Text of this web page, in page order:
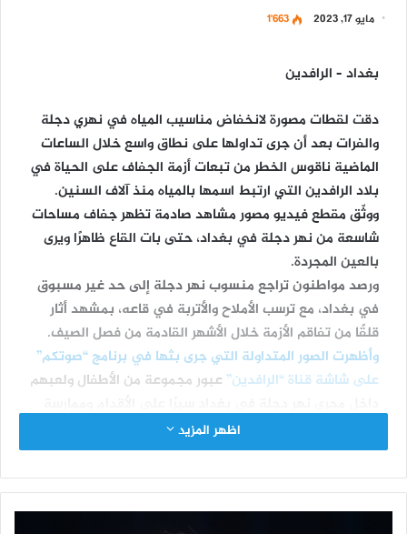
مايو 17, 2023 1٬663
بغداد – الرافدين
دقت لقطات مصورة لانخفاض مناسيب المياه في نهري دجلة
والفرات بعد أن جرى تداولها على نطاق واسع خلال الساعات
الماضية ناقوس الخطر من تبعات أزمة الجفاف على الحياة في
بلاد الرافدين التي ارتبط اسمها بالمياه منذ آلاف السنين.
ووثّق مقطع فيديو مصور مشاهد صادمة تظهر جفاف مساحات
شاسعة من نهر دجلة في بغداد، حتى بات القاع ظاهرًا ويرى
بالعين المجردة.
ورصد مواطنون تراجع منسوب نهر دجلة إلى حد غير مسبوق
في بغداد، مع ترسب الأملاح والأتربة في قاعه، بمشهد أثار
قلقًا من تفاقم الأزمة خلال الأشهر القادمة من فصل الصيف.
وأظهرت الصور المتداولة التي جرى بثها في برنامج “صوتكم”
على شاشة قناة “الرافدين” عبور مجموعة من الأطفال ولعبهم
ألعاب رياضية في قاع النهر الذي ظهر بسبب موجة الجفاف.
وأظهر مقطع مصور آخر مشاهد صادمة للانخفاض الحاد
بمناسيب المياه والجفاف في حوض نهر الفراتبمحافظة
الأنبار.
اظهر المزيد